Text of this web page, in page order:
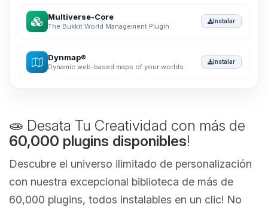
Multiverse-Core
The Bukkit World Management Plugin
Instalar
Dynmap®
Dynamic web-based maps of your worlds
Instalar
🧫 Desata Tu Creatividad con más de
60,000 plugins disponibles!
Descubre el universo ilimitado de personalización
con nuestra excepcional biblioteca de más de
60,000 plugins, todos instalables en un clic! No